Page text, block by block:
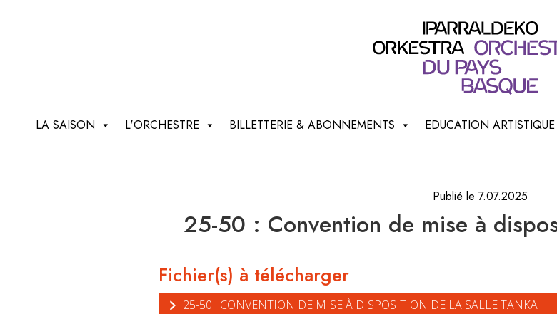
LA SAISON L'ORCHESTRE BILLETTERIE & ABONNEMENTS EDUCATION
Publié le 7.07.2025
25-50 : Convention de mise à
Fichier(s) à télécharger
25-50 : CONVENTION DE MISE À DISPOSITION DE LA SALLE TANKA